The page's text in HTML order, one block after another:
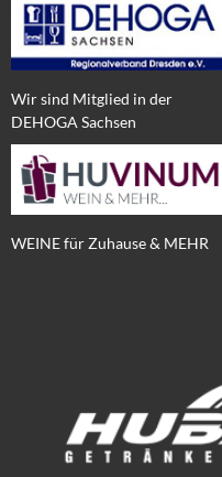
Wir sind Mitglied in der
DEHOGA Sachsen
WEINE für Zuhause & MEHR